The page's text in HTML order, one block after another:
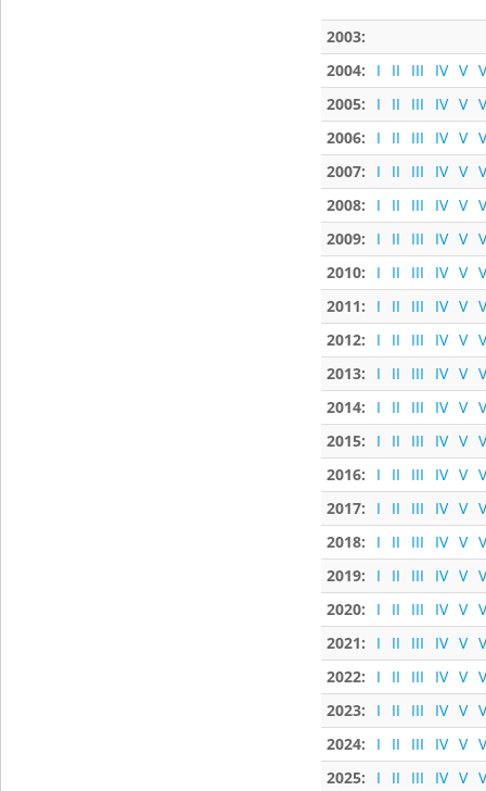
2003:
2004:
I II III IV V
2005:
I II III IV V
2006:
I II III IV V
2007:
I II III IV V
2008:
I II III IV V
2009:
I II III IV V
2010:
I II III IV V
2011:
I II III IV V
2012:
I II III IV V
2013:
I II III IV V
2014:
I II III IV V
2015:
I II III IV V
2016:
I II III IV V
2017:
I II III IV V
2018:
I II III IV V
2019:
I II III IV V
2020:
I II III IV V
2021:
I II III IV V
2022:
I II III IV V
2023:
I II III IV V
2024:
I II III IV V
2025:
I II III IV V